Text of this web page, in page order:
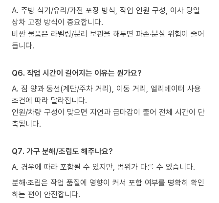
A. 주방 식기/유리/가전 포장 방식, 작업 인원 구성, 이사 당일
상차 고정 방식이 중요합니다.
비싼 물품은 라벨링/분리 보관을 해두면 파손·분실 위험이 줄어
듭니다.
Q6. 작업 시간이 길어지는 이유는 뭔가요?
A. 짐 양과 동선(계단/주차 거리), 이동 거리, 엘리베이터 사용
조건에 따라 달라집니다.
인원/차량 구성이 맞으면 지연과 급마감이 줄어 전체 시간이 단
축됩니다.
Q7. 가구 분해/조립도 해주나요?
A. 경우에 따라 포함될 수 있지만, 범위가 다를 수 있습니다.
분해·조립은 작업 품질에 영향이 커서 포함 여부를 명확히 확인
하는 편이 안전합니다.